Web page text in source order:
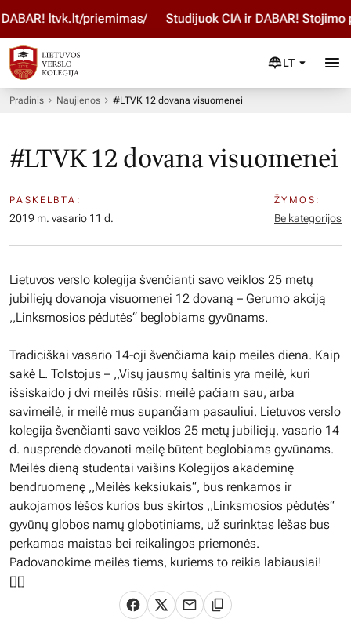
ltvk.lt/priemimas/ Studijuok ČIA ir DABAR! Stojimo
LT
Pradinis Naujienos #LTVK 12 dovana visuomenei
#LTVK 12 dovana visuomenei
PASKELBTA:
2019 m. vasario 11 d.
ŽYMOS:
Be kategorijos
Lietuvos verslo kolegija švenčianti savo veiklos 25 metų
jubiliejų dovanoja visuomenei 12 dovaną – Gerumo akciją
,,Linksmosios pėdutės“ beglobiams gyvūnams.
Tradiciškai vasario 14-oji švenčiama kaip meilės diena. Kaip
sakė L. Tolstojus – ,,Visų jausmų šaltinis yra meilė, kuri
išsiskaido į dvi meilės rūšis: meilė pačiam sau, arba
savimeilė, ir meilė mus supančiam pasauliui. Lietuvos verslo
kolegija švenčianti savo veiklos 25 metų jubiliejų, vasario 14
d. nusprendė dovanoti meilę būtent beglobiams gyvūnams.
Meilės dieną studentai vaišins Kolegijos akademinę
bendruomenę ,,Meilės keksiukais“, bus renkamos ir
aukojamos lėšos kurios bus skirtos ,,Linksmosios pėdutės“
gyvūnų globos namų globotiniams, už surinktas lėšas bus
perkamas maistas bei reikalingos priemonės.
Padovanokime meilės tiems, kuriems to reikia labiausiai!
[][]